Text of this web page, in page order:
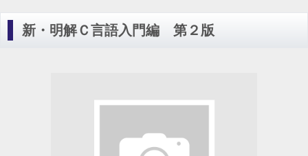
新・明解Ｃ言語入門編 第２版